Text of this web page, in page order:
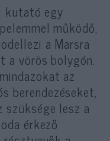
kutató egy
működő,
a Marsra
a vörös bolygón.
az
berendezéseket,
szüksége lesz a
érkező